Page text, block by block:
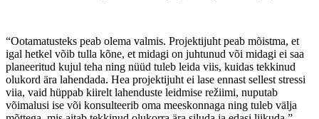
“Ootamatusteks peab olema valmis. Projektijuht peab mõistma, et
igal hetkel võib tulla kõne, et midagi on juhtunud või midagi ei saa
planeeritud kujul teha ning nüüd tuleb leida viis, kuidas tekkinud
olukord ära lahendada. Hea projektijuht ei lase ennast sellest stressi
viia, vaid hüppab kiirelt lahenduste leidmise režiimi, nuputab
võimalusi ise või konsulteerib oma meeskonnaga ning tuleb välja